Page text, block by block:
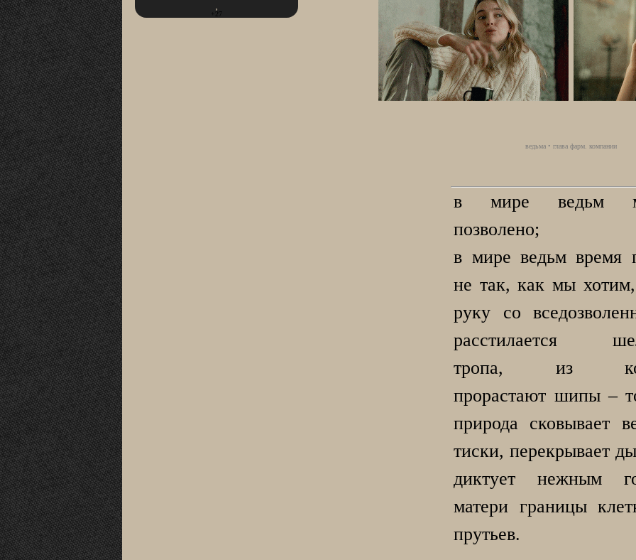
+27
ведьма • глава фарм. компании
в мире ведьм
позволено;
в мире ведьм время
не так, как мы
руку со
расстилается
тропа, из
прорастают шипы –
природа сковывает
тиски, перекрывает
диктует нежным
матери границы
прутьев.